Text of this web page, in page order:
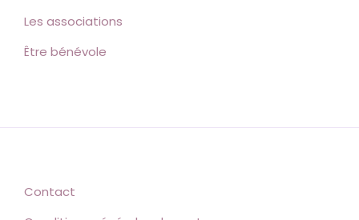
Les associations
Être bénévole
Contact